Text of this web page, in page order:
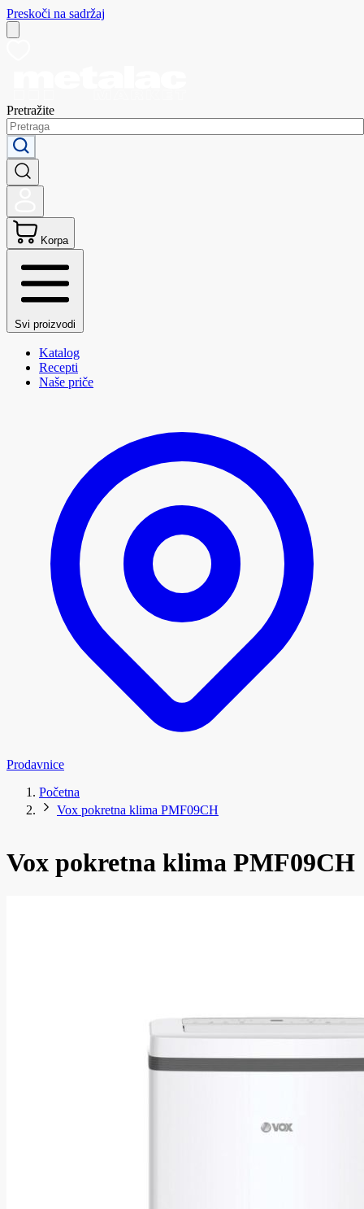
Preskoči na sadržaj
Pretražite
Korpa
Svi proizvodi
Katalog
Recepti
Naše priče
Prodavnice
Početna
Vox pokretna klima PMF09CH
Vox pokretna klima PMF09CH